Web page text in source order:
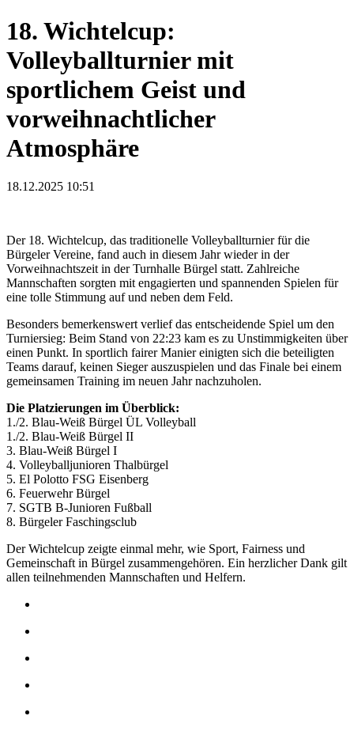
18. Wichtelcup:
Volleyballturnier mit
sportlichem Geist und
vorweihnachtlicher
Atmosphäre
18.12.2025 10:51
Der 18. Wichtelcup, das traditionelle Volleyballturnier für die
Bürgeler Vereine, fand auch in diesem Jahr wieder in der
Vorweihnachtszeit in der Turnhalle Bürgel statt. Zahlreiche
Mannschaften sorgten mit engagierten und spannenden Spielen für
eine tolle Stimmung auf und neben dem Feld.
Besonders bemerkenswert verlief das entscheidende Spiel um den
Turniersieg: Beim Stand von 22:23 kam es zu Unstimmigkeiten über
einen Punkt. In sportlich fairer Manier einigten sich die beteiligten
Teams darauf, keinen Sieger auszuspielen und das Finale bei einem
gemeinsamen Training im neuen Jahr nachzuholen.
Die Platzierungen im Überblick:
1./2. Blau-Weiß Bürgel ÜL Volleyball
1./2. Blau-Weiß Bürgel II
3. Blau-Weiß Bürgel I
4. Volleyballjunioren Thalbürgel
5. El Polotto FSG Eisenberg
6. Feuerwehr Bürgel
7. SGTB B-Junioren Fußball
8. Bürgeler Faschingsclub
Der Wichtelcup zeigte einmal mehr, wie Sport, Fairness und
Gemeinschaft in Bürgel zusammengehören. Ein herzlicher Dank gilt
allen teilnehmenden Mannschaften und Helfern.